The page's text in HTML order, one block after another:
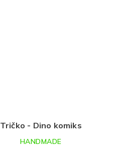
Tričko - Dino komiks
HANDMADE